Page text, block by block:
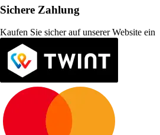
Sichere Zahlung
Kaufen Sie sicher auf unserer Website ein